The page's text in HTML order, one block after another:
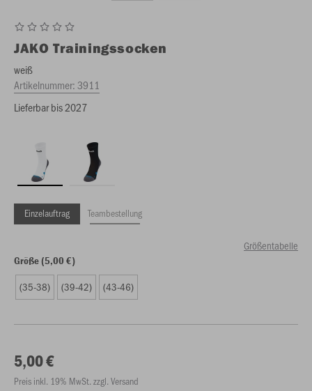
JAKO Trainingssocken
weiß
Artikelnummer:3911
Lieferbar bis 2027
Einzelauftrag Teambestellung
Größentabelle
Größe (5,00 €)
(35-38) (39-42) (43-46)
5,00 €
Preis inkl. 19% MwSt. zzgl. Versand